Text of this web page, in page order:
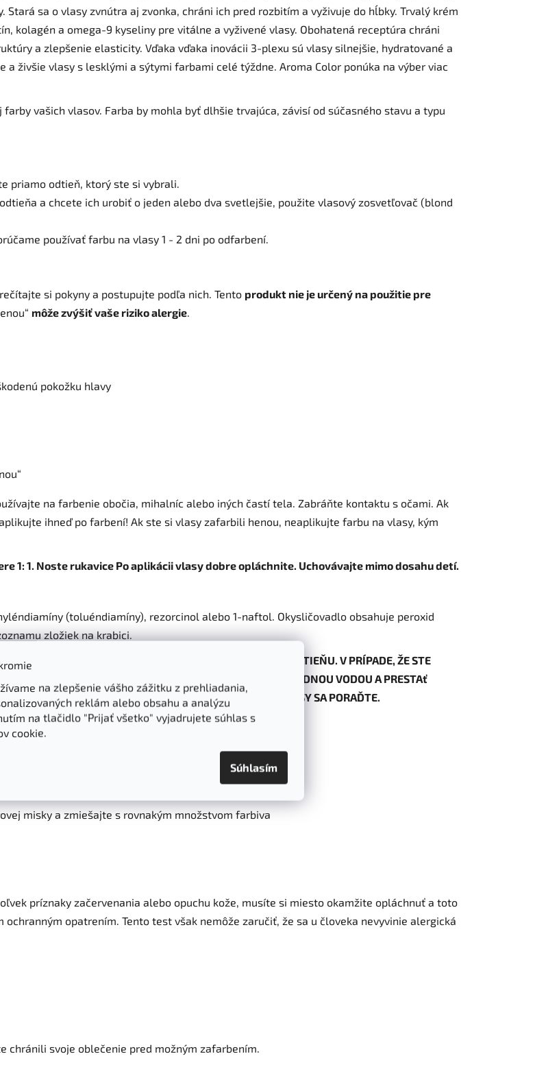
na zlepšenie vášho zážitku z prehliadania,
reklám alebo obsahu a analýzu
na tlačidlo "Prijať všetko" vyjadrujete súhlas s
cookie.
Súhlasím
sa o vlasy zvnútra aj zvonka, chráni ich pred rozbitím a vyživuje do hĺbky. Trvalý krém
kolagén a omega-9 kyseliny pre vitálne a vyživené vlasy. Obohatená receptúra ​​chráni
a zlepšenie elasticity. Vďaka vďaka inovácii 3-plexu sú vlasy silnejšie, hydratované a
živšie vlasy s lesklými a sýtymi farbami celé týždne. Aroma Color ponúka na výber viac
vašich vlasov. Farba by mohla byť dlhšie trvajúca, závisí od súčasného stavu a typu
priamo odtieň, ktorý ste si vybrali.
a chcete ich urobiť o jeden alebo dva svetlejšie, použite vlasový zosvetľovač (blond
používať farbu na vlasy 1 - 2 dni po odfarbení.
si pokyny a postupujte podľa nich. Tento produkt nie je určený na použitie pre
môže zvýšiť vaše riziko alergie.
pokožku hlavy
na farbenie obočia, mihalníc alebo iných častí tela. Zabráňte kontaktu s očami. Ak
ihneď po farbení! Ak ste si vlasy zafarbili henou, neaplikujte farbu na vlasy, kým
1: 1. Noste rukavice Po aplikácii vlasy dobre opláchnite. Uchovávajte mimo dosahu detí.
(toluéndiamíny), rezorcinol alebo 1-naftol. Okysličovadlo obsahuje peroxid
zložiek na krabici.
AJ PRI VLASOCH ROVNAKÉHO ALEBO RÔZNEHO ODTIEŇU. V PRÍPADE, ŽE STE
JE POTREBNÉ OKAMŽITE MIESTO OPLÁCHNUŤ CHLADNOU VODOU A PRESTAť
HĽADAJTE LIEČIVO. PRED POUŽITÍM FARBY NA VLASY SA PORAĎTE.
uchom alebo na vnútornej strane lakťa
misky a zmiešajte s rovnakým množstvom farbiva
príznaky začervenania alebo opuchu kože, musíte si miesto okamžite opláchnuť a toto
opatrením. Tento test však nemôže zaručiť, že sa u človeka nevyvinie alergická
chránili svoje oblečenie pred možným zafarbením.